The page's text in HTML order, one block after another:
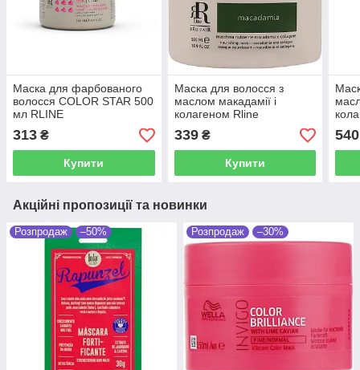
Маска для фарбованого
волосся COLOR STAR 500
мл RLINE
313 ₴
Купити
Маска для волосся з
маслом макадамії і
колагеном Rline
Macadamia Star 500 мл
339₴
Купити
540
Акційні пропозиції та новинки
Розпродаж –50% Розпродаж –30%